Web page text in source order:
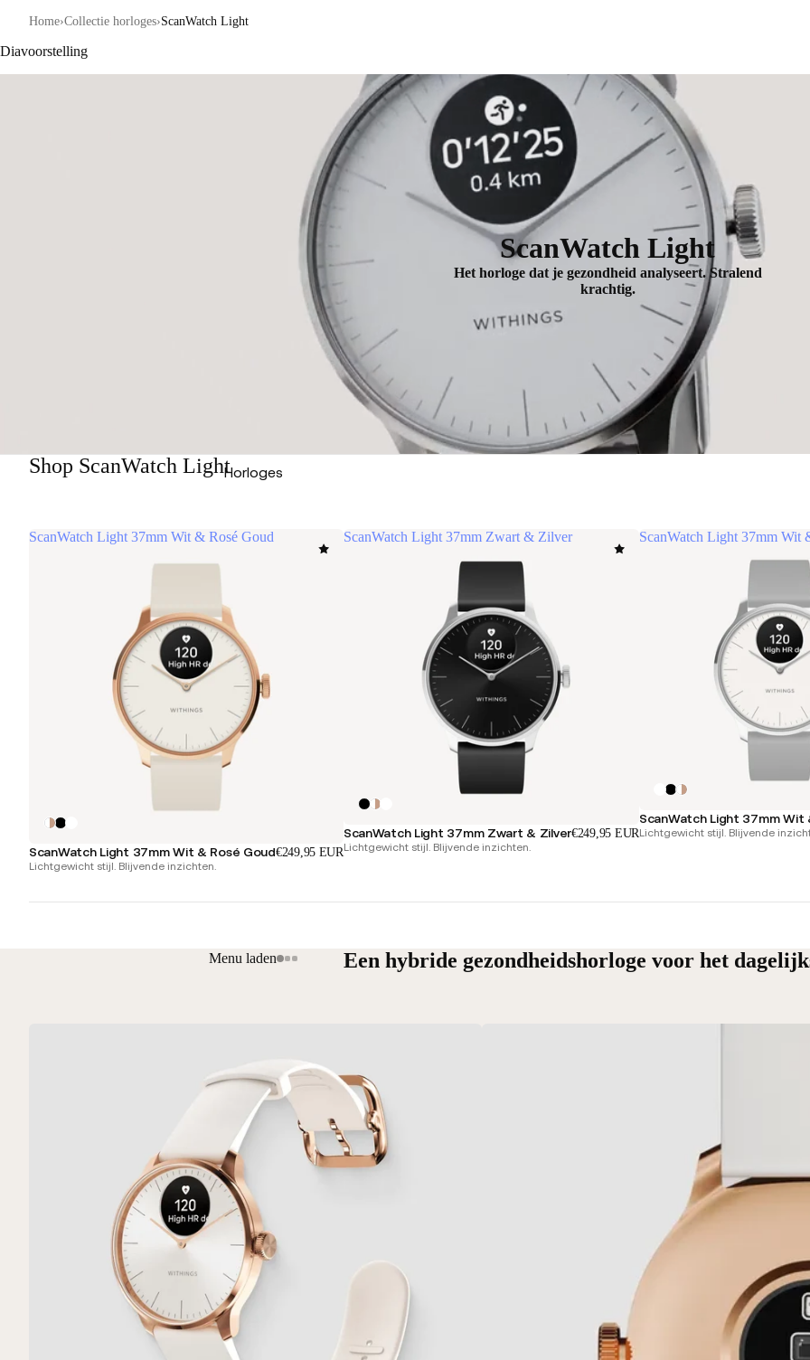
Horloges
Menu laden
Home Collectie horloges ScanWatch Light
Diavoorstelling
ScanWatch Light
Het horloge dat je gezondheid analyseert. Stralend
krachtig.
Shop ScanWatch Light
ScanWatch Light 37mm Wit & Rosé Goud
ScanWatch Light 37mm Wit & Rosé Goud€249,95 EUR
Lichtgewicht stijl. Blijvende inzichten.
ScanWatch Light 37mm Zwart & Zilver
ScanWatch Light 37mm Zwart & Zilver€249,95 EUR
Lichtgewicht stijl. Blijvende inzichten.
ScanWatch Light 37mm Wit
ScanWatch Light 37mm Wit
Lichtgewicht stijl. Blijvende
Een hybride gezondheidshorloge voor het